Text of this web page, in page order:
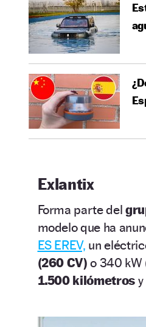
Exlantix
Forma parte del
modelo que ha
ES EREV, un
(260 CV)o 340 kW
1.500 kilómetrosy